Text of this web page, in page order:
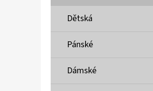
Dětská
Pánské
Dámské